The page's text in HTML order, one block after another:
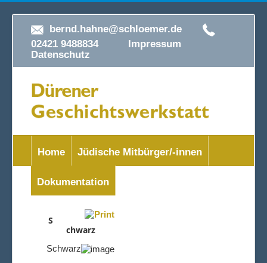
bernd.hahne@schloemer.de
02421 9488834 Impressum
Datenschutz
Home Jüdische Mitbürger/-innen
Dokumentation
S
chwarz
Schwarz